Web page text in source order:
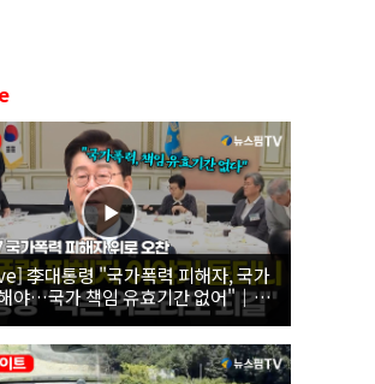
李대통령 "국가폭력 피해자, 국가
야…국가 책임 유효기간 없어"｜
국가폭력 피해자 위로 오찬